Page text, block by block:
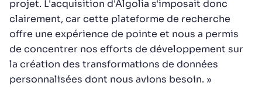
projet. L'acquisition d'Algolia s'imposait donc
clairement, car cette plateforme de recherche
offre une expérience de pointe et nous a permis
de concentrer nos efforts de développement sur
la création des transformations de données
personnalisées dont nous avions besoin. »